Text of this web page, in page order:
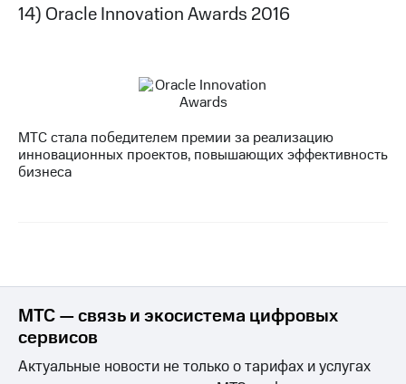
14) Oracle Innovation Awards 2016
МТС стала победителем премии за реализацию
инновационных проектов, повышающих эффективность
бизнеса
МТС — связь и экосистема цифровых
сервисов
Актуальные новости не только о тарифах и услугах